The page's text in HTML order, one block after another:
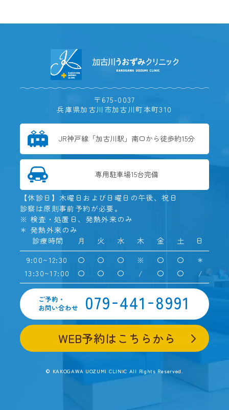
〒675-0037
兵庫県加古川市加古川町本町310
JR神戸線「加古川駅」 南口から徒歩約15分
専用駐車場15台完備
診療時間 月 火 水 木 金 土
日
9:00~12:30
〇 〇 〇 ※ 〇 〇
＊
13:30~17:00
〇 〇 〇 / 〇 〇 /
【休診日】木曜日および日曜日の午後、祝日
診察は原則事前予約が必要。
※ 検査・処置日、発熱外来のみ
＊ 発熱外来のみ
ご予約・
お問い合わせ
079-441-8991
WEB予約はこちらから
© KAKOGAWA UOZUMI CLINIC All Rights Reserved.